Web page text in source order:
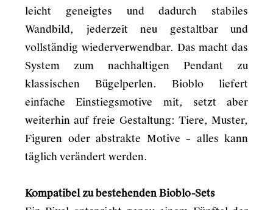
leicht geneigtes und dadurch stabiles
Wandbild, jederzeit neu gestaltbar und
vollständig wiederverwendbar. Das macht das
System zum nachhaltigen Pendant zu
klassischen Bügelperlen. Bioblo liefert
einfache Einstiegsmotive mit, setzt aber
weiterhin auf freie Gestaltung: Tiere, Muster,
Figuren oder abstrakte Motive – alles kann
täglich verändert werden.
Kompatibel zu bestehenden Bioblo-Sets